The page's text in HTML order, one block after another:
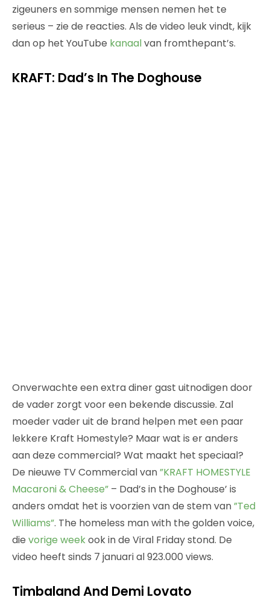
zigeuners en sommige mensen nemen het te
serieus – zie de reacties. Als de video leuk vindt, kijk
dan op het YouTube kanaalvan fromthepant’s.
KRAFT: Dad’s In The Doghouse
Onverwachte een extra diner gast uitnodigen door
de vader zorgt voor een bekende discussie. Zal
moeder vader uit de brand helpen met een paar
lekkere Kraft Homestyle? Maar wat is er anders
aan deze commercial? Wat maakt het speciaal?
De nieuwe TV Commercial van”KRAFT HOMESTYLE
Macaroni & Cheese” – Dad’s in the Doghouse’ is
anders omdat het is voorzien van de stem van”Ted
Williams”. The homeless man with the golden voice,
die vorige weekook in de Viral Friday stond. De
video heeft sinds 7 januari al 923.000 views.
Timbaland And Demi Lovato